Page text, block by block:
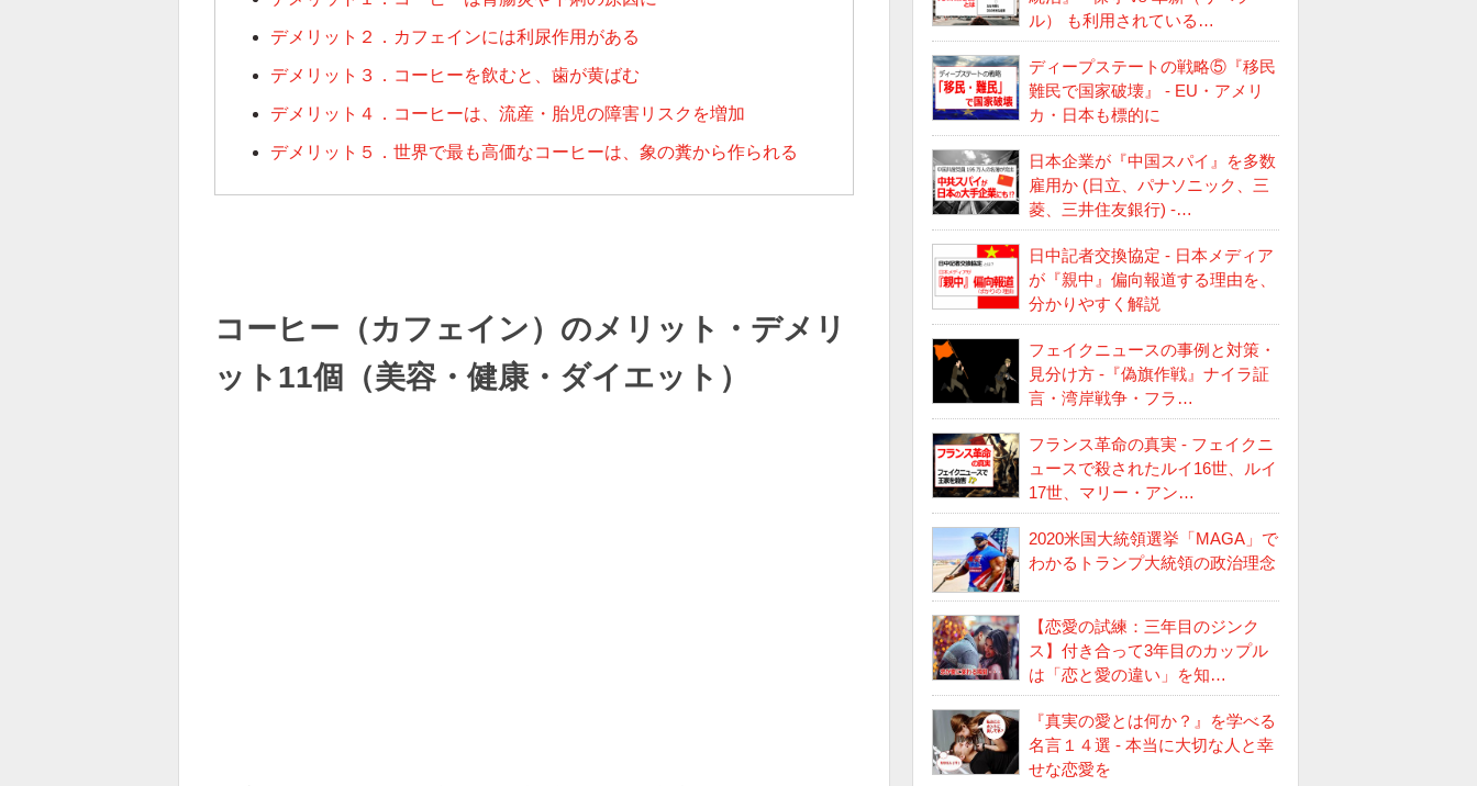
デメリット２．カフェインには利尿作用がある
デメリット３．コーヒーを飲むと、歯が黄ばむ
デメリット４．コーヒーは、流産・胎児の障害リスクを増加
デメリット５．世界で最も高価なコーヒーは、象の糞から作られる
コーヒー（カフェイン）のメリット・デメリ
ット11個（美容・健康・ダイエット）
ル） も利用されている…
ディープステートの戦略⑤『移民
難民で国家破壊』 - EU・アメリ
カ・日本も標的に
日本企業が『中国スパイ』を多数
雇用か (日立、パナソニック、三
菱、三井住友銀行) -…
日中記者交換協定 - 日本メディア
が『親中』偏向報道する理由を、
分かりやすく解説
フェイクニュースの事例と対策・
見分け方 -『偽旗作戦』ナイラ証
言・湾岸戦争・フラ…
フランス革命の真実 - フェイクニ
ュースで殺されたルイ16世、ルイ
17世、マリー・アン…
2020米国大統領選挙「MAGA」で
わかるトランプ大統領の政治理念
【恋愛の試練：三年目のジンク
ス】付き合って3年目のカップル
は「恋と愛の違い」を知…
『真実の愛とは何か？』を学べる
名言１４選 - 本当に大切な人と幸
せな恋愛を